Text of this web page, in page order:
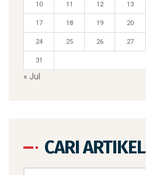
10 11 12 13
17 18 19 20
24 25 26 27
31
« Jul
CARI ARTIKEL